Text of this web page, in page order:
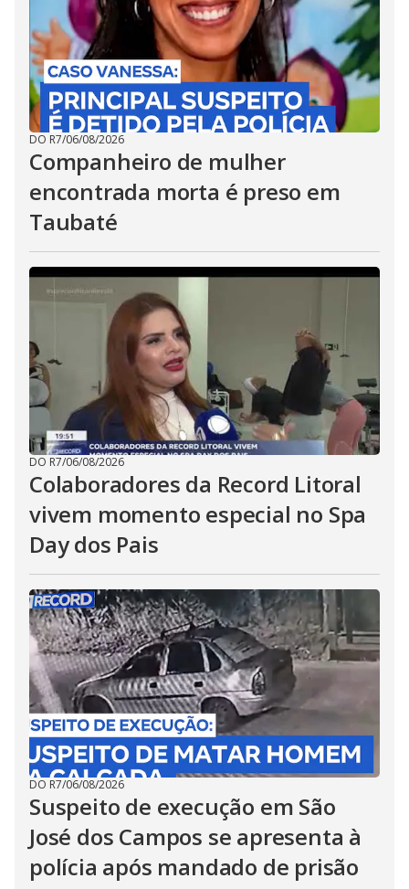
DO R7/06/08/2026
Companheiro de mulher
encontrada morta é preso em
Taubaté
DO R7/06/08/2026
Colaboradores da Record Litoral
vivem momento especial no Spa
Day dos Pais
DO R7/06/08/2026
Suspeito de execução em São
José dos Campos se apresenta à
polícia após mandado de prisão